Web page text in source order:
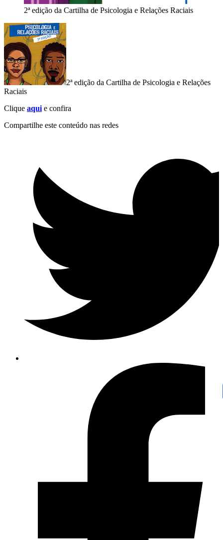
2ª edição da Cartilha de Psicologia e Relações Raciais
2ª edição da Cartilha de Psicologia e Relações
Raciais
Clique aqui e confira
Compartilhe este conteúdo nas redes